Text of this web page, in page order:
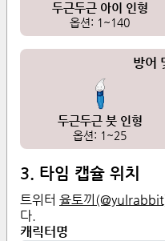
두근두근 아이 인형
옵션: 1~140
방어
두근두근 붓 인형
옵션: 1~25
3. 타임 캡슐 위치
트위터 율토끼
다.
캐릭터명